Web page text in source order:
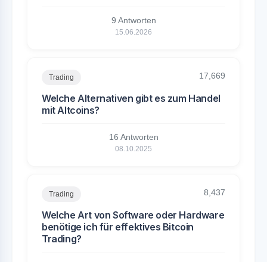
9 Antworten
15.06.2026
Trading 17,669
Welche Alternativen gibt es zum Handel
mit Altcoins?
16 Antworten
08.10.2025
Trading 8,437
Welche Art von Software oder Hardware
benötige ich für effektives Bitcoin
Trading?